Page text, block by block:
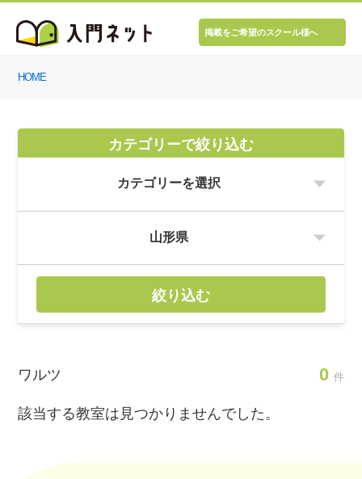
掲載をご希望のスクール様へ
HOME
カテゴリーで絞り込む
絞り込む
ワルツ 0 件
該当する教室は見つかりませんでした。